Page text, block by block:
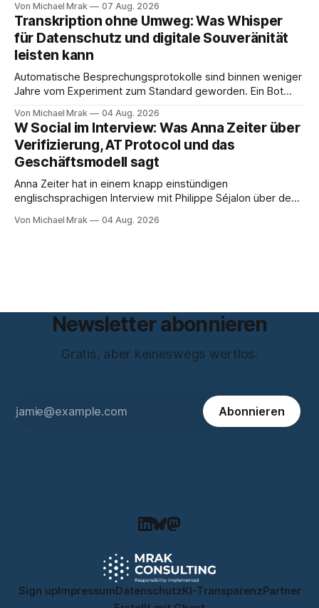
KI-Systeme Angriffe nicht nur unterstützen, sondern
durchführen können. Sie können. Es gibt inzwischen genug
dokumentierte Fälle, um über Belege statt
Von Michael Mrak 07 Aug. 2026
Transkription ohne Umweg: Was Whisper
für Datenschutz und digitale Souveränität
leisten kann
Automatische Besprechungsprotokolle sind binnen weniger
Jahre vom Experiment zum Standard geworden. Ein Bot
Ende eine Zusammenfassung samt Aufgabenliste. Das
funktioniert gut. Die Frage, die regelmäßig untergeht, lautet:
Wo genau liegt das Audio, wer verarbeitet es und unter
welcher Rechtsgrundlage? Es gibt
Von Michael Mrak 04 Aug. 2026
W Social im Interview: Was Anna Zeiter über
Verifizierung, AT Protocol und das
Geschäftsmodell sagt
Anna Zeiter hat in einem knapp einstündigen
englischsprachigen Interview mit Philippe Séjalon über den
über zehn Jahre Datenschutzbeauftragte bei eBay und hat
Von Michael Mrak 04 Aug. 2026
Newsletter abonnieren
Gratis, aber keineswegs wertlos.
Abonnieren
Sign upImpressumDatenschutzKI-TransparenzPartner